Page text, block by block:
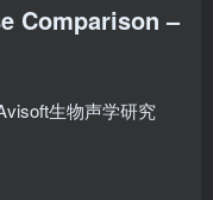
Comparison –
生物声学研究